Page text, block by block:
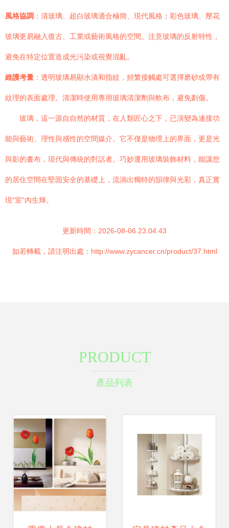
風格協調 ：清玻璃、超白玻璃適合極簡、現代風格；彩色玻璃、壓花
玻璃更易融入復古、工業或藝術風格的空間。注意玻璃的反射特性，
避免在特定位置造成光污染或視覺混亂。
維護考量 ：透明玻璃易顯水漬和指紋，頻繁接觸處可選擇磨砂或帶有
紋理的表面處理。清潔時使用專用玻璃清潔劑與軟布，避免劃傷。
玻璃，這一源自自然的材質，在人類匠心之下，已演變為連接功
能與藝術、理性與感性的空間媒介。它不僅是物理上的界面，更是光
與影的畫布，現代與傳統的對話者。巧妙運用玻璃裝飾材料，能讓您
的居住空間在堅固安全的基礎上，流淌出獨特的韻律與光彩，真正實
現“室”內生輝。
更新時間：2026-08-06 23:04:43
如若轉載，請注明出處：http://www.zycancer.cn/product/37.html
PRODUCT
產品列表